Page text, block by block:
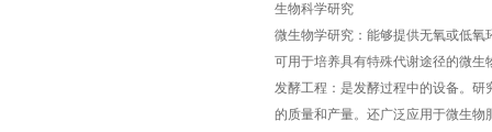
生物科学研究
微生物学研究：能够提供无氧或低
可用于培养具有特殊代谢途径的微
发酵工程：是发酵过程中的设备。
的质量和产量。还广泛应用于微生